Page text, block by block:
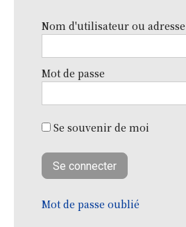
Nom d'utilisateur ou
Mot de passe
Se souvenir de moi
Mot de passe oublié